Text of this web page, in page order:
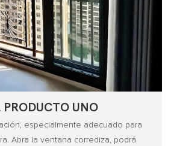
UNO
especialmente adecuado para
Abra la ventana corrediza, podrá